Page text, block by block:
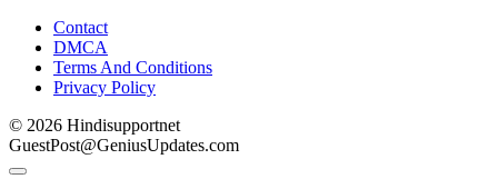
Contact
DMCA
Terms And Conditions
Privacy Policy
© 2026 Hindisupportnet
GuestPost@GeniusUpdates.com